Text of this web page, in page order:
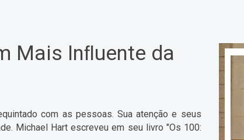
Mais Inﬂuente da
com as pessoas. Sua atenção e seus
Michael Hart escreveu em seu livro "Os 100: